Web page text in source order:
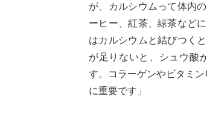
が、カルシウムって体内
ーヒー、紅茶、緑茶など
はカルシウムと結びつく
が足りないと、シュウ酸
す。コラーゲンやビタミ
に重要です」